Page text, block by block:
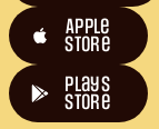
Apple
Store
plays
store